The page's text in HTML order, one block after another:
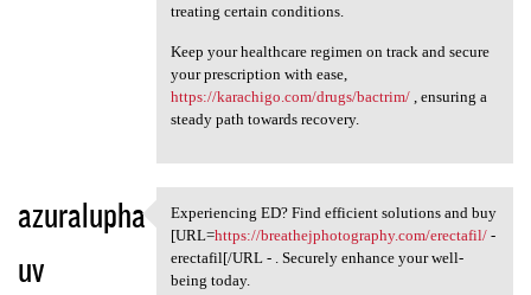
treating certain conditions.
Keep your healthcare regimen on track and secure
your prescription with ease,
https://karachigo.com/drugs/bactrim/, ensuring a
steady path towards recovery.
azuralupha
uv
Experiencing ED? Find
Experiencing ED? Find efficient solutions and buy
[URL=https://breathejphotography.com/erectafil/-
erectafil[/URL - . Securely enhance your well-
being today.